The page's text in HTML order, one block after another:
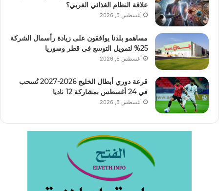
علاقة النظام الغذائي الغربي؟
أغسطس 5, 2026
مساهمو بلدنا يوافقون على زيادة رأسمال الشركة
25% لتمويل التوسع في قطر وسوريا
أغسطس 5, 2026
قرعة دوري أبطال الخليج 2026-2027 تُسحب
في 24 أغسطس بمشاركة 12 ناديا
أغسطس 5, 2026